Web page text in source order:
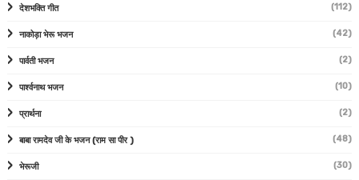
देशभक्ति गीत (112)
नाकोड़ा भेरू भजन (42)
पार्वती भजन (2)
पार्श्वनाथ भजन (10)
प्रार्थना (2)
बाबा रामदेव जी के भजन (राम सा पीर ) (48)
भेरूजी (30)